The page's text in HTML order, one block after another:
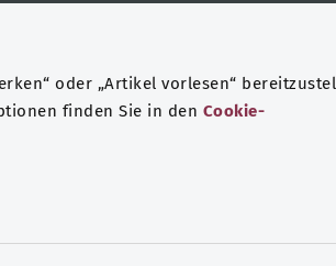
oder „Artikel vorlesen“
finden Sie in den Cookie-